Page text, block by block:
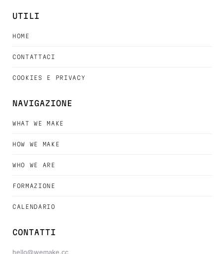
UTILI
HOME
CONTATTACI
COOKIES E PRIVACY
NAVIGAZIONE
WHAT WE MAKE
HOW WE MAKE
WHO WE ARE
FORMAZIONE
CALENDARIO
CONTATTI
hello@wemake.cc